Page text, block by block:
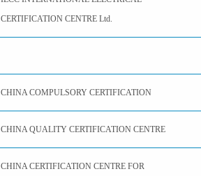
CERTIFICATION CENTRE Ltd.
CHINA COMPULSORY CERTIFICATION
CHINA QUALITY CERTIFICATION CENTRE
CHINA CERTIFICATION CENTRE FOR